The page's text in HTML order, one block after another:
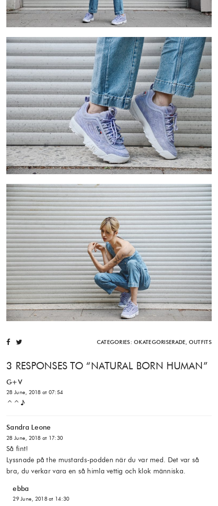
CATEGORIES:OKATEGORISERADE, OUTFITS
3 RESPONSES TO “NATURAL BORN HUMAN”
G+V
28 June, 2018 at 07:54
^^♪
Sandra Leone
28 June, 2018 at 17:30
Så fint!
Lyssnade på the mustards-podden när du var med. Det var så
bra, du verkar vara en så himla vettig och klok människa.
ebba
29 June, 2018 at 14:30